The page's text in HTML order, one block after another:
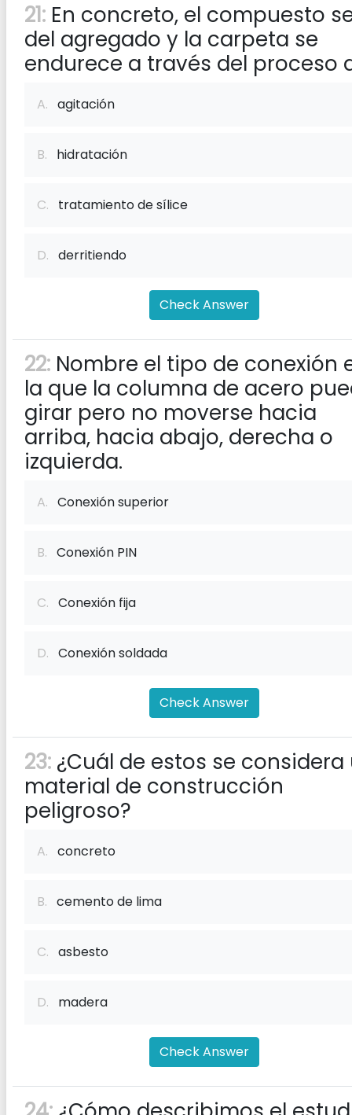
21: En concreto, el compuesto
del agregado y la carpeta se
endurece a través del proceso
A. agitación
B. hidratación
C. tratamiento de sílice
D. derritiendo
Check Answer
22: Nombre el tipo de conexión
la que la columna de acero
girar pero no moverse hacia
arriba, hacia abajo, derecha o
izquierda.
A. Conexión superior
B. Conexión PIN
C. Conexión fija
D. Conexión soldada
Check Answer
23: ¿Cuál de estos se considera
material de construcción
peligroso?
A. concreto
B. cemento de lima
C. asbesto
D. madera
Check Answer